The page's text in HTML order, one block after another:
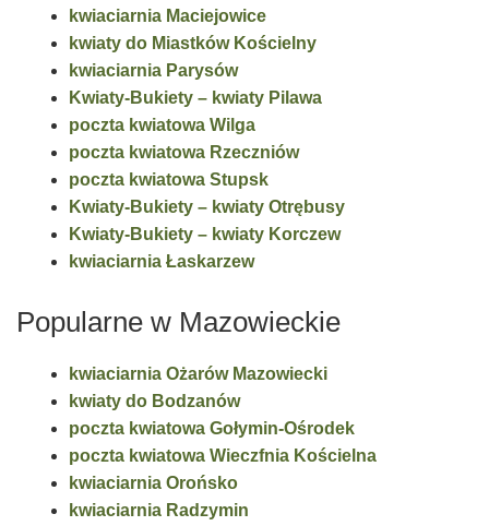
kwiaciarnia Maciejowice
kwiaty do Miastków Kościelny
kwiaciarnia Parysów
Kwiaty-Bukiety – kwiaty Pilawa
poczta kwiatowa Wilga
poczta kwiatowa Rzeczniów
poczta kwiatowa Stupsk
Kwiaty-Bukiety – kwiaty Otrębusy
Kwiaty-Bukiety – kwiaty Korczew
kwiaciarnia Łaskarzew
Popularne w Mazowieckie
kwiaciarnia Ożarów Mazowiecki
kwiaty do Bodzanów
poczta kwiatowa Gołymin-Ośrodek
poczta kwiatowa Wieczfnia Kościelna
kwiaciarnia Orońsko
kwiaciarnia Radzymin